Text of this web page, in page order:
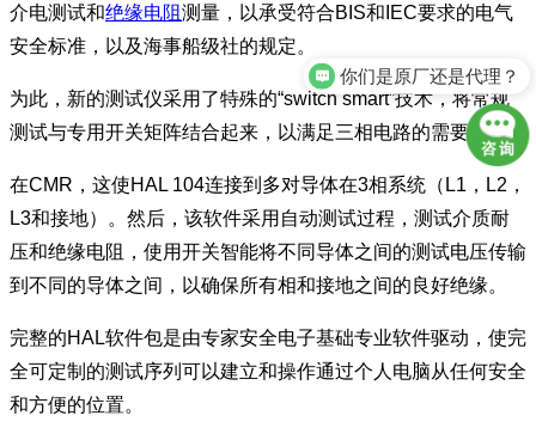
介电测试和绝缘电阻测量，以承受符合BIS和IEC要求的电气
安全标准，以及海事船级社的规定。
为此，新的测试仪采用了特殊的“switch smart”技术，将常规
测试与专用开关矩阵结合起来，以满足三相电路的需要。
在CMR，这使HAL 104连接到多对导体在3相系统（L1，L2，
L3和接地）。然后，该软件采用自动测试过程，测试介质耐
压和绝缘电阻，使用开关智能将不同导体之间的测试电压传输
到不同的导体之间，以确保所有相和接地之间的良好绝缘。
完整的HAL软件包是由专家安全电子基础专业软件驱动，使完
全可定制的测试序列可以建立和操作通过个人电脑从任何安全
和方便的位置。
你们是原厂还是代理？